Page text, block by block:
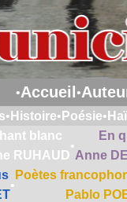
•Accueil •
• Histoire• Poésie•
blanc
RUHAUD
•
En
Anne
•
Poètes
Pablo